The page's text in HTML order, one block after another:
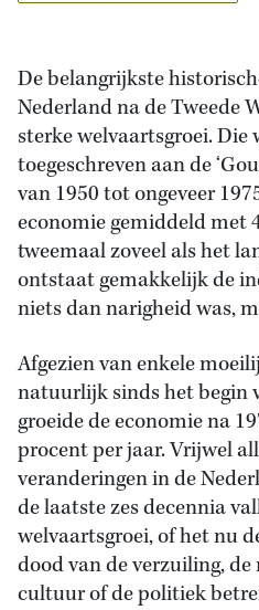
De belangrijkste
Nederland na de Tweede
sterke welvaartsgroei.
toegeschreven aan de
van 1950 tot ongeveer
economie gemiddeld met
tweemaal zoveel als het
ontstaat gemakkelijk de
niets dan narigheid was,
Afgezien van enkele
natuurlijk sinds het begin
groeide de economie na
procent per jaar. Vrijwel
veranderingen in de
de laatste zes decennia
welvaartsgroei, of het nu
dood van de verzuiling,
cultuur of de politiek